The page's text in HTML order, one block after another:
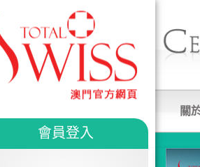
會員登入
關